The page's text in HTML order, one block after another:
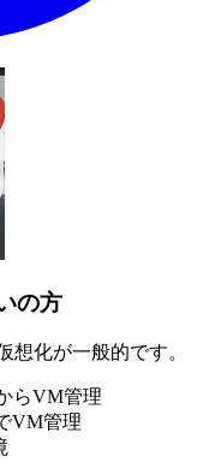
の方
化が一般的です。
らVM管理
VM管理